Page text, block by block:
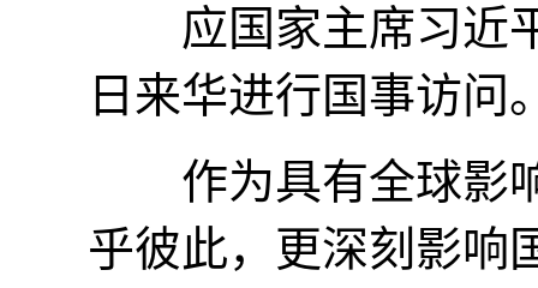
应国家主席习近平
日来华进行国事访问
作为具有全球影响
乎彼此，更深刻影响